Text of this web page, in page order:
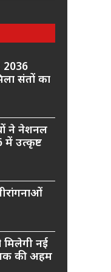
2036
संतों का
ने नेशनल
में उत्कृष्ट
मिलेगी नई
की अहम